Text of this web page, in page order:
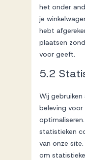
het onder
je
hebt
plaatsen
voor geeft.
5.2
Wij
beleving voor
statistieken
van onze
om